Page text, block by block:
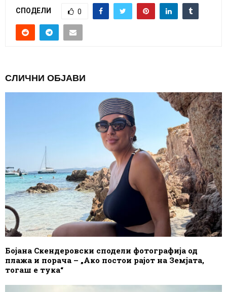
СПОДЕЛИ 0
СЛИЧНИ ОБЈАВИ
Бојана Скендеровски сподели фотографија од
плажа и порача – „Ако постои рајот на Земјата,
тогаш е тука“